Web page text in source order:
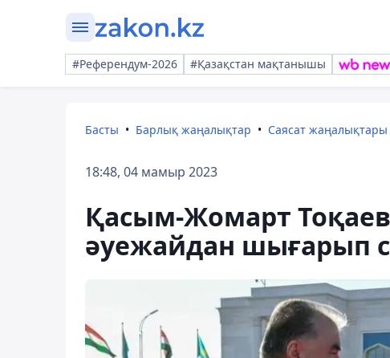
#Референдум-2026 #Қазақстан мақтанышы
Басты Барлық жаңалықтар Саясат жаңалықтары
18:48, 04 мамыр 2023
Қасым-Жомарт
әуежайдан шығарып